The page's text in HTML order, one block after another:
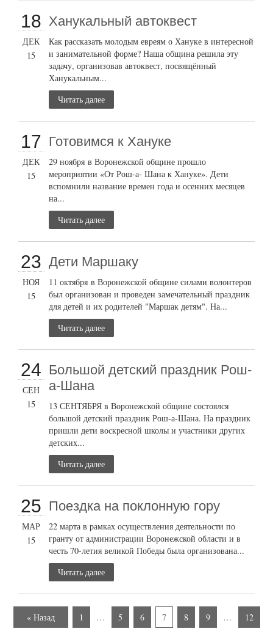
18
ДЕК
15
Ханукальный автоквест
Как рассказать молодым евреям о Хануке в интересной
и занимательной форме? Наша община решила эту
задачу, организовав автоквест, посвящённый
Ханукальным...
Читать далее
17
ДЕК
15
Готовимся к Хануке
29 ноября в Воронежской общине прошло
мероприятии «От Рош-а- Шана к Хануке». Дети
вспомнили название времен года и осенних месяцев
на...
Читать далее
23
НОЯ
15
Дети Маршаку
11 октября в Воронежской общине силами волонтеров
был организован и проведен замечательный праздник
для детей и их родителей "Маршак детям". На...
Читать далее
24
СЕН
15
Большой детский праздник Рош-
а-Шана
13 СЕНТЯБРЯ в Воронежской общине состоялся
большой детский праздник Рош-а-Шана. На праздник
пришли дети воскресной школы и участники других
детских...
Читать далее
25
МАР
15
Поездка на поклонную гору
22 марта в рамках осуществления деятельности по
гранту от администрации Воронежской области и в
честь 70-летия великой Победы была организована...
Читать далее
« Назад 1 … 5 6 7 8 9 … 12